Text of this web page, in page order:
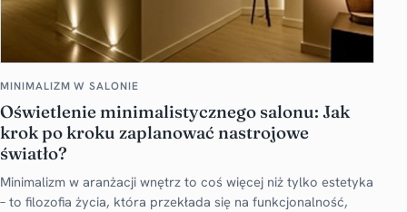
MINIMALIZM W SALONIE
Oświetlenie minimalistycznego salonu: Jak
krok po kroku zaplanować nastrojowe
światło?
Minimalizm w aranżacji wnętrz to coś więcej niż tylko estetyka
– to filozofia życia, która przekłada się na funkcjonalność,